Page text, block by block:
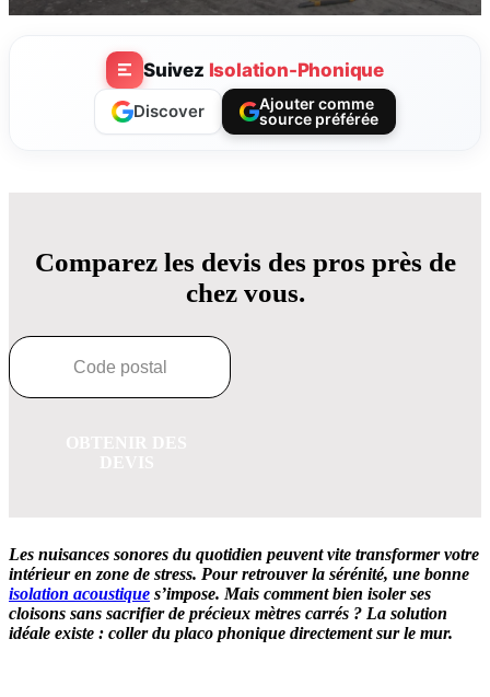
Suivez Isolation-Phonique
Discover
Ajouter comme
source préférée
Comparez les devis des pros près de
chez vous.
Les nuisances sonores du quotidien peuvent vite transformervotre
intérieur en zone de stress. Pour retrouver la sérénité, une bonne
isolation acoustique s’impose. Mais comment bien isoler ses
cloisons sans sacrifier de précieux mètres carrés ? La solution
idéale existe : coller du placo phonique directement sur le mur.